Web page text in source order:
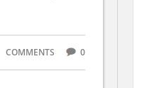
COMMENTS 0